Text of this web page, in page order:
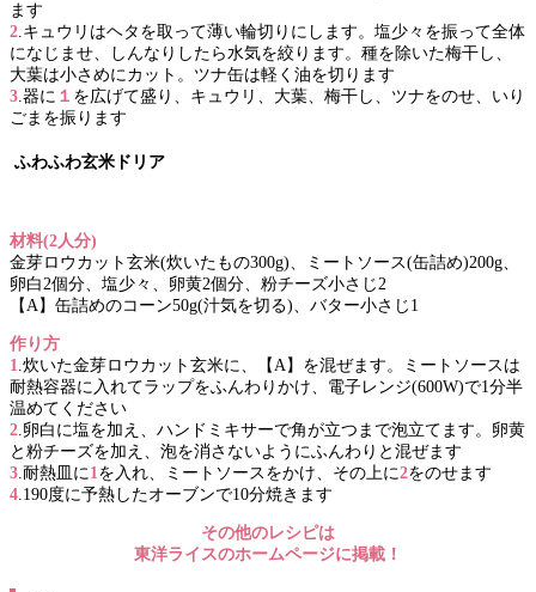
ます
2.キュウリはヘタを取って薄い輪切りにします。塩少々を振って全体
になじませ、しんなりしたら水気を絞ります。種を除いた梅干し、
大葉は小さめにカット。ツナ缶は軽く油を切ります
3.器に １ を広げて盛り、キュウリ、大葉、梅干し、ツナをのせ、いり
ごまを振ります
ふわふわ玄米ドリア
材料(2人分)
金芽ロウカット玄米(炊いたもの300g)、ミートソース(缶詰め)200g、
卵白2個分、塩少々、卵黄2個分、粉チーズ小さじ2
【A】缶詰めのコーン50g(汁気を切る)、バター小さじ1
作り方
1.炊いた金芽ロウカット玄米に、【A】を混ぜます。ミートソースは
耐熱容器に入れてラップをふんわりかけ、電子レンジ(600W)で1分半
温めてください
2.卵白に塩を加え、ハンドミキサーで角が立つまで泡立てます。卵黄
と粉チーズを加え、泡を消さないようにふんわりと混ぜます
3.耐熱皿に1を入れ、ミートソースをかけ、その上に2をのせます
4.190度に予熱したオーブンで10分焼きます
その他のレシピは
東洋ライスのホームページに掲載！